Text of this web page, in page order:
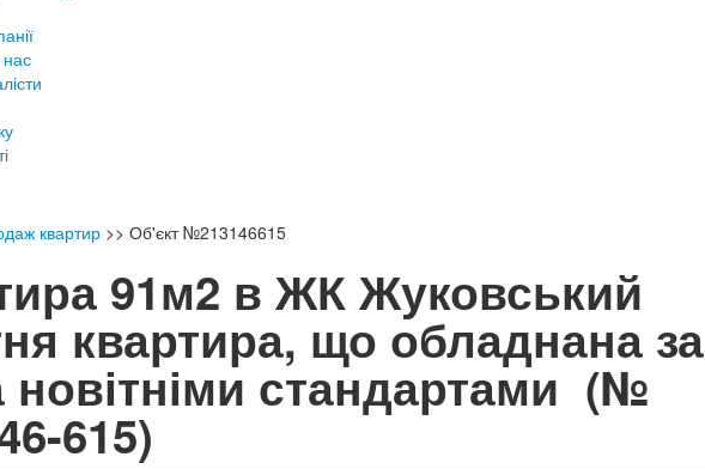
нас
квартир >> Об'єкт №213146615
91м2 в ЖК Жуковський
квартира, що обладнана за
новітніми стандартами (№
615)